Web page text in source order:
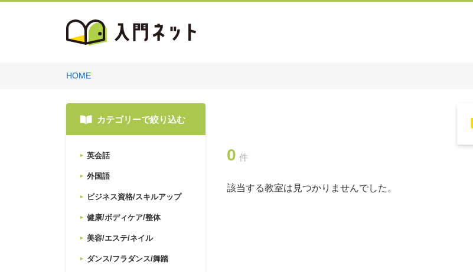
HOME
カテゴリーで絞り込む
英会話
外国語
ビジネス資格/スキルアップ
健康/ボディケア/整体
美容/エステ/ネイル
ダンス/フラダンス/舞踏
0 件
該当する教室は見つかりませんでした。